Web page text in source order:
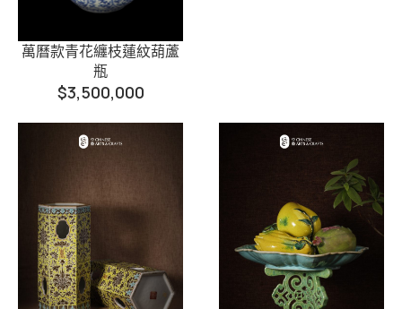
萬曆款青花纏枝蓮紋葫蘆
瓶
$3,500,000